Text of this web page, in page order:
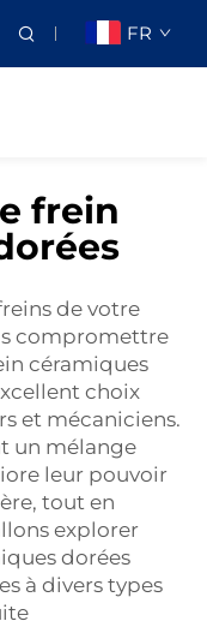
FR
frein
de votre
compromettre
céramiques
choix
et mécaniciens.
un mélange
leur pouvoir
tout en
explorer
dorées
à divers types